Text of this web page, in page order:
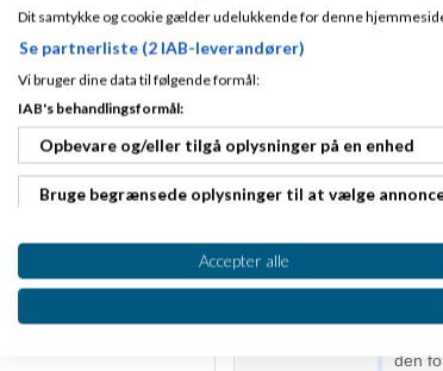
Mvh
Fra 3210 Vejby
Tilmeldt 2. Mar
Indlæg ialt:
46832
der
den
Dit samtykke og cookie gælder udelukkende for denne
Se partnerliste (2 IAB-leverandører)
Vi bruger dine data til følgende formål:
IAB's behandlingsformål:
Opbevare og/eller tilgå oplysninger på en enhed
Bruge begrænsede oplysninger til at vælge
Oprette profiler til tilpasset annoncering
Bruge profiler til at vælge tilpasset annoncering
Accepter alle